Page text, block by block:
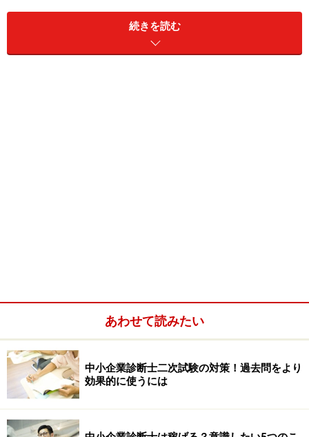
中小企業診断士に限らず、「難関資格だから、取ったら
必ず稼げる」というわけではないのが現実です。
稼げる中小企業診断士は「プロとしての専門性を発揮で
きる」
稼げる中小企業診断士は「経営者に対して上から目線に
ならない」
稼げる中小企業診断士はセミナー参加等「インプットを
続きを読む
あわせて読みたい
中小企業診断士二次試験の対策！過去問をより
効果的に使うには